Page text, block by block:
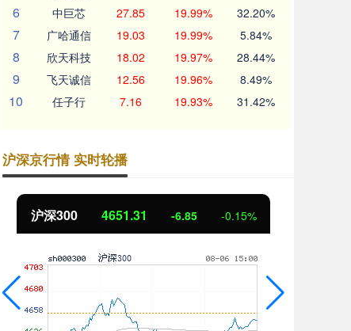
6 中巨芯 27.85 19.99% 32.20%
7 广哈通信 19.03 19.99% 5.84%
8 欣天科技 18.02 19.97% 28.44%
9 飞天诚信 12.56 19.96% 8.49%
10 任子行 7.16 19.93% 31.42%
沪深京行情 实时轮播
沪深300 4651.31 -6.85 -0.15%